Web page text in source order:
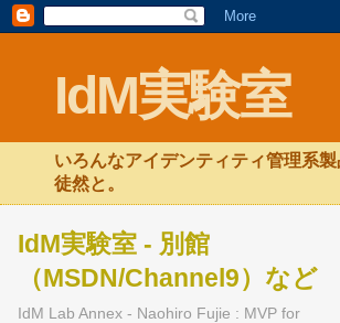
IdM実験室
いろんなアイデンティティ管理系
徒然と。
IdM実験室 - 別館
（MSDN/Channel9）など
IdM Lab Annex - Naohiro Fujie : MVP for